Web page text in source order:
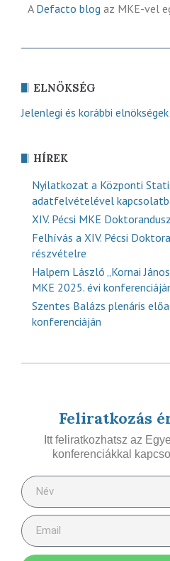
A Defacto blog az MKE-vel
ELNÖKSÉG
Jelenlegi és korábbi elnökségek
HÍREK
Nyilatkozat a Központi
adatfelvételével
XIV. Pécsi MKE
Felhívás a XIV. Pécsi
részvételre
Halpern László „Kornai
MKE 2025. évi
Szentes Balázs plenáris
konferenciáján
Feliratkozás
Itt feliratkozhatsz az
konferenciákkal